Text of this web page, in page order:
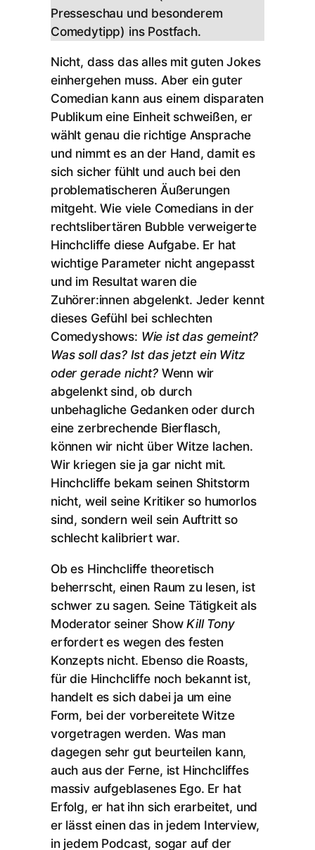
Presseschau und besonderem
Comedytipp) ins Postfach.
Nicht, dass das alles mit guten Jokes
einhergehen muss. Aber ein guter
Comedian kann aus einem disparaten
Publikum eine Einheit schweißen, er
wählt genau die richtige Ansprache
und nimmt es an der Hand, damit es
sich sicher fühlt und auch bei den
problematischeren Äußerungen
mitgeht. Wie viele Comedians in der
rechtslibertären Bubble verweigerte
Hinchcliffe diese Aufgabe. Er hat
wichtige Parameter nicht angepasst
und im Resultat waren die
Zuhörer:innen abgelenkt. Jeder kennt
dieses Gefühl bei schlechten
Comedyshows: Wie ist das gemeint?
Was soll das? Ist das jetzt ein Witz
oder gerade nicht?Wenn wir
abgelenkt sind, ob durch
unbehagliche Gedanken oder durch
eine zerbrechende Bierflasch,
können wir nicht über Witze lachen.
Wir kriegen sie ja gar nicht mit.
Hinchcliffe bekam seinen Shitstorm
nicht, weil seine Kritiker so humorlos
sind, sondern weil sein Auftritt so
schlecht kalibriert war.
Ob es Hinchcliffe theoretisch
beherrscht, einen Raum zu lesen, ist
schwer zu sagen. Seine Tätigkeit als
Moderator seiner ShowKill Tony
erfordert es wegen des festen
Konzepts nicht. Ebenso die Roasts,
für die Hinchcliffe noch bekannt ist,
handelt es sich dabei ja um eine
Form, bei der vorbereitete Witze
vorgetragen werden. Was man
dagegen sehr gut beurteilen kann,
auch aus der Ferne, ist Hinchcliffes
massiv aufgeblasenes Ego. Er hat
Erfolg, er hat ihn sich erarbeitet, und
er lässt einen das in jedem Interview,
in jedem Podcast, sogar auf der